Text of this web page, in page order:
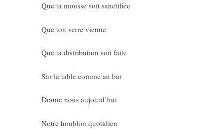
Que ta mousse soit sanctifiée
Que ton verre vienne
Que ta distribution soit faite
Sur la table comme au bar
Donne nous aujourd’hui
Notre houblon quotidien